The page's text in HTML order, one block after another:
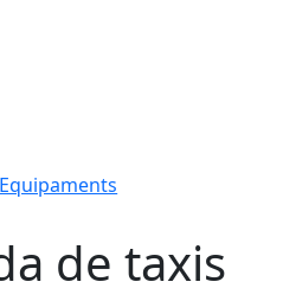
Equipaments
de taxis